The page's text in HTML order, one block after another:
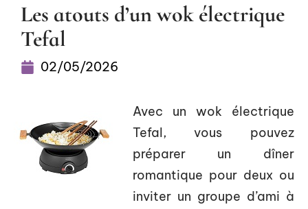
Les atouts d’un wok électrique
Tefal
02/05/2026
Avec un wok électrique
Tefal, vous pouvez
préparer un dîner
romantique pour deux ou
inviter un groupe d’ami à